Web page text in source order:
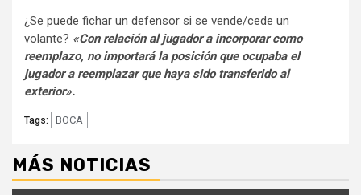
¿Se puede fichar un defensor si se vende/cede un
volante? «Con relación al jugador a incorporar como
reemplazo, no importará la posición que ocupaba el
jugador a reemplazar que haya sido transferido al
exterior».
Tags: BOCA
MÁS NOTICIAS